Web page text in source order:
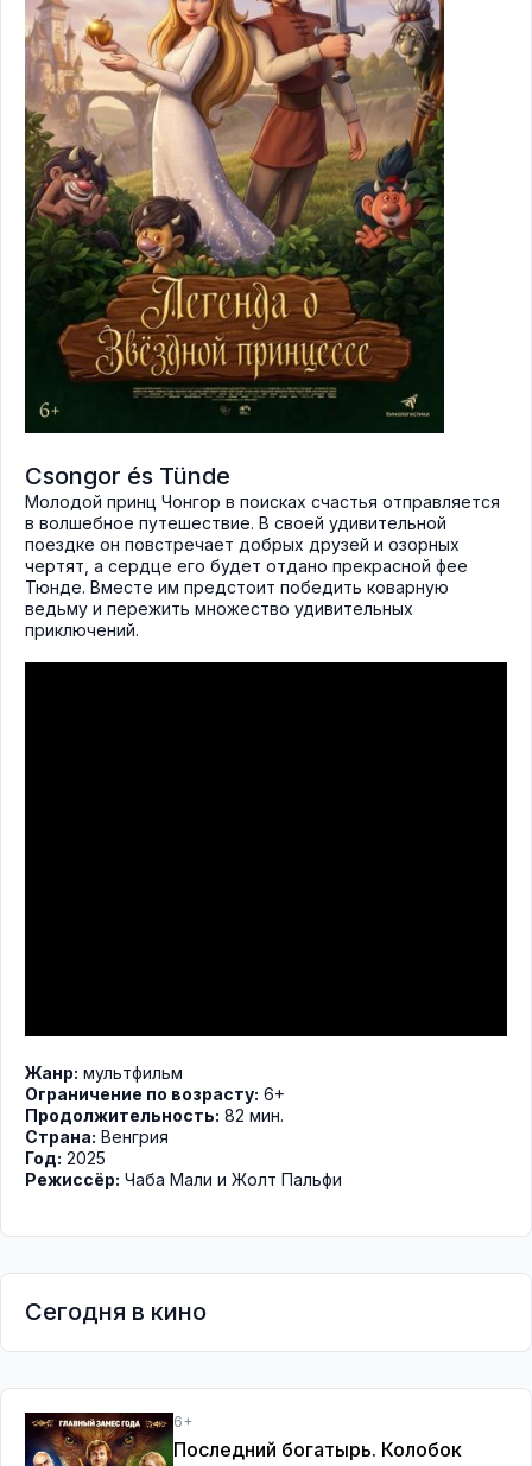
Csongor és Tünde
Молодой принц Чонгор в поисках счастья отправляется
в волшебное путешествие. В своей удивительной
поездке он повстречает добрых друзей и озорных
чертят, а сердце его будет отдано прекрасной фее
Тюнде. Вместе им предстоит победить коварную
ведьму и пережить множество удивительных
приключений.
Жанр: мультфильм
Ограничение по возрасту: 6+
Продолжительность: 82 мин.
Страна: Венгрия
Год: 2025
Режиссёр: Чаба Мали и Жолт Пальфи
Сегодня в кино
6+
Последний богатырь. Колобок